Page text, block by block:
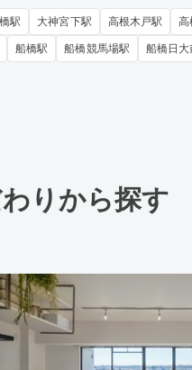
駅 大神宮下駅 高根木戸駅 高
船橋駅 船橋競馬場駅 船橋日大
りから探す